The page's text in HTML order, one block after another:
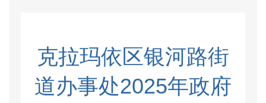
克拉玛依区银河路街
道办事处2025年政府